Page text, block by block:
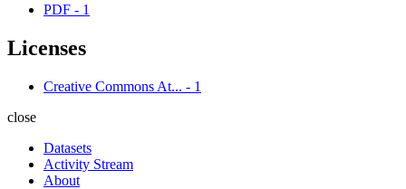
PDF - 1
Licenses
Creative Commons At... - 1
close
Datasets
Activity Stream
About